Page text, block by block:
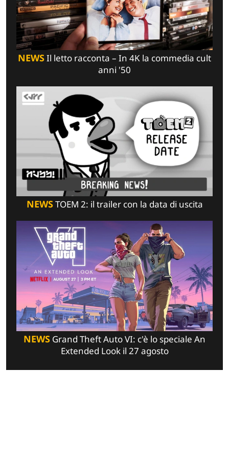
NEWSIl letto racconta – In 4K la commedia cult
anni '50
NEWSTOEM 2: il trailer con la data di uscita
NEWS Grand Theft Auto VI: c'è lo speciale An
Extended Look il 27 agosto